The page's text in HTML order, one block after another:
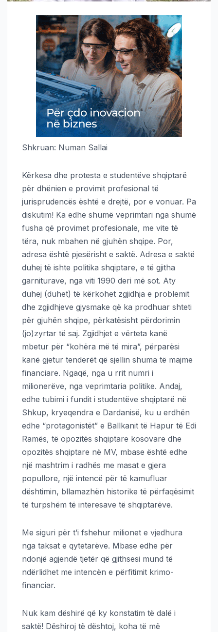
Shkruan: Numan Sallai
Kërkesa dhe protesta e studentëve shqiptarë
për dhënien e provimit profesional të
jurisprudencës është e drejtë, por e vonuar. Pa
diskutim! Ka edhe shumë veprimtari nga shumë
fusha që provimet profesionale, me vite të
tëra, nuk mbahen në gjuhën shqipe. Por,
adresa është pjesërisht e saktë. Adresa e saktë
duhej të ishte politika shqiptare, e të gjitha
garniturave, nga viti 1990 deri më sot. Aty
duhej (duhet) të kërkohet zgjidhja e problemit
dhe zgjidhjeve gjysmake që ka prodhuar shteti
për gjuhën shqipe, përkatësisht përdorimin
(jo)zyrtar të saj. Zgjidhjet e vërteta kanë
mbetur për “kohëra më të mira”, përparësi
kanë gjetur tenderët që sjellin shuma të majme
financiare. Ngaqë, nga u rrit numri i
milionerëve, nga veprimtaria politike. Andaj,
edhe tubimi i fundit i studentëve shqiptarë në
Shkup, kryeqendra e Dardanisë, ku u erdhën
edhe “protagonistët” e Ballkanit të Hapur të Edi
Ramës, të opozitës shqiptare kosovare dhe
opozitës shqiptare në MV, mbase është edhe
një mashtrim i radhës me masat e gjera
popullore, një intencë për të kamufluar
dështimin, bllamazhën historike të përfaqësimit
të turpshëm të interesave të shqiptarëve.
Me siguri për t’i fshehur milionet e vjedhura
nga taksat e qytetarëve. Mbase edhe për
ndonjë agjendë tjetër që gjithsesi mund të
ndërlidhet me intencën e përfitimit krimo-
financiar.
Nuk kam dëshirë që ky konstatim të dalë i
saktë! Dëshiroj të dështoj, koha të më